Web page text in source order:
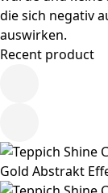
die sich negativ
auswirken.
Recent product